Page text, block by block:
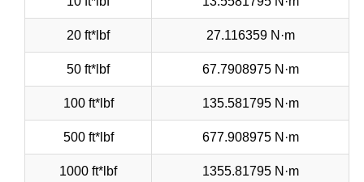
20 ft*lbf 27.116359 N·m
50 ft*lbf 67.7908975 N·m
100 ft*lbf 135.581795 N·m
500 ft*lbf 677.908975 N·m
1000 ft*lbf 1355.81795 N·m